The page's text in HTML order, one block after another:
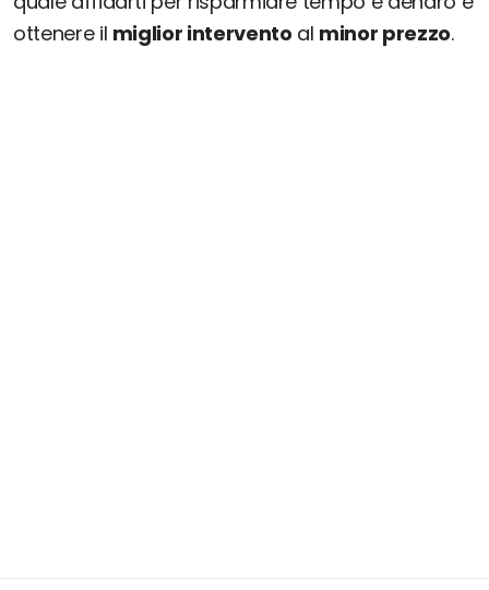
ottenere il miglior intervento al minor prezzo.